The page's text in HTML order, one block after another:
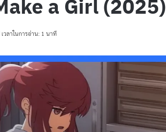
a Girl (2025)
เวลาในการอ่าน: 1 นาที